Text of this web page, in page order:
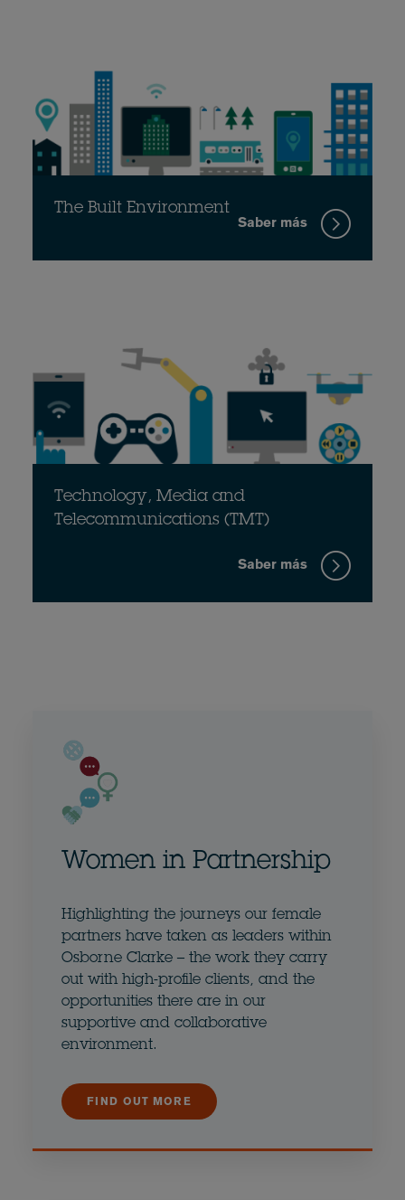
The Built Environment
Saber más
Technology, Media and
Telecommunications (TMT)
Saber más
Women in Partnership
Highlighting the journeys our female
partners have taken as leaders within
Osborne Clarke – the work they carry
out with high-profile clients, and the
opportunities there are in our
supportive and collaborative
environment.
FIND OUT MORE